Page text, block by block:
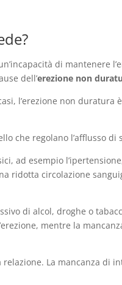
di mantenere
dell’erezione non
l’erezione non duratura
che regolano l’afflusso di
esempio
ridotta circolazione
di alcol, droghe o
mentre la
La mancanza di